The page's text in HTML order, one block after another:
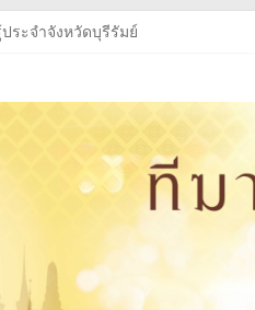
ระจำจังหวัดบุรีรัมย์
ราคาซื้อหนังสือเรียนฯ
ระจำจังหวัดบุรีรัมย์